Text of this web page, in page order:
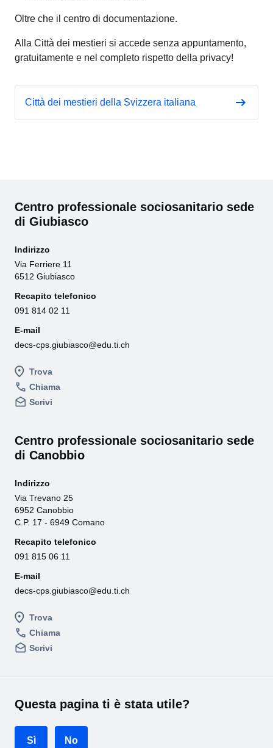
Oltre che il centro di documentazione.
Alla Città dei mestieri si accede senza appuntamento,
gratuitamente e nel completo rispetto della privacy!
Città dei mestieri della Svizzera italiana
Centro professionale sociosanitario sede
di Giubiasco
Trova
Chiama
Scrivi
Indirizzo
Via Ferriere 11
6512 Giubiasco
Recapito telefonico
091 814 02 11
E-mail
decs-cps.giubiasco@edu.ti.ch
Centro professionale sociosanitario sede
di Canobbio
Trova
Chiama
Scrivi
Indirizzo
Via Trevano 25
6952 Canobbio
C.P. 17 - 6949 Comano
Recapito telefonico
091 815 06 11
E-mail
decs-cps.giubiasco@edu.ti.ch
Questa pagina ti è stata utile?
Sì No